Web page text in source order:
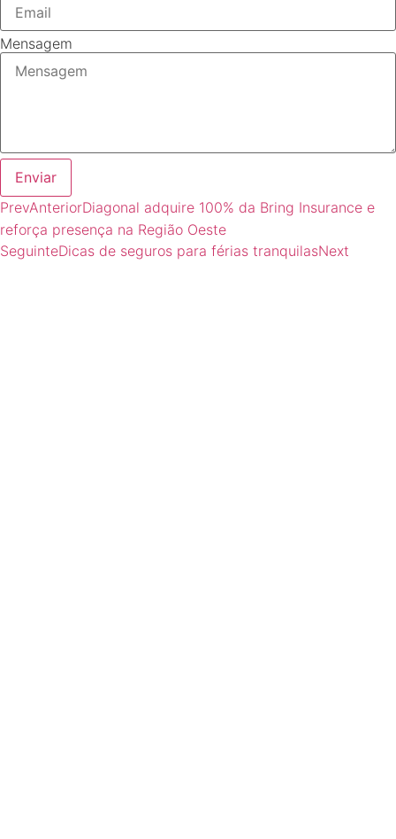
Mensagem
Enviar
PrevAnteriorDiagonal adquire 100% da Bring Insurance e
reforça presença na Região Oeste
SeguinteDicas de seguros para férias tranquilasNext